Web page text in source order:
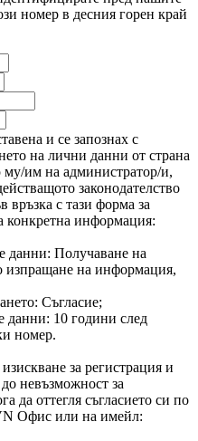
номер в десния горен край
и се запознах с
на лични данни от страна
му/им на администратор/и,
законодателство
връзка с тази форма за
конкретна информация:
данни: Получаване на
изпращане на информация,
Съгласие;
данни: 10 години след
номер.
за регистрация и
невъзможност за
да оттегля съгласието си по
Офис или на имейл: